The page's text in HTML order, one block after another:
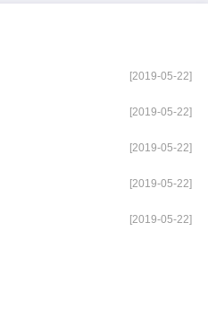
[2019-05-22]
[2019-05-22]
[2019-05-22]
[2019-05-22]
[2019-05-22]